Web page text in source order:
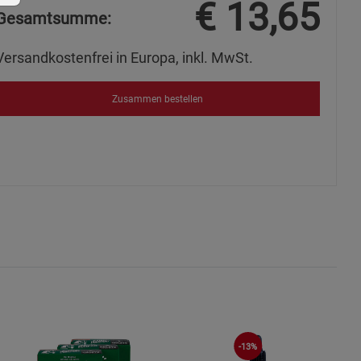
€ 13,65
in Europa, inkl. MwSt.
Zusammen bestellen
-13%